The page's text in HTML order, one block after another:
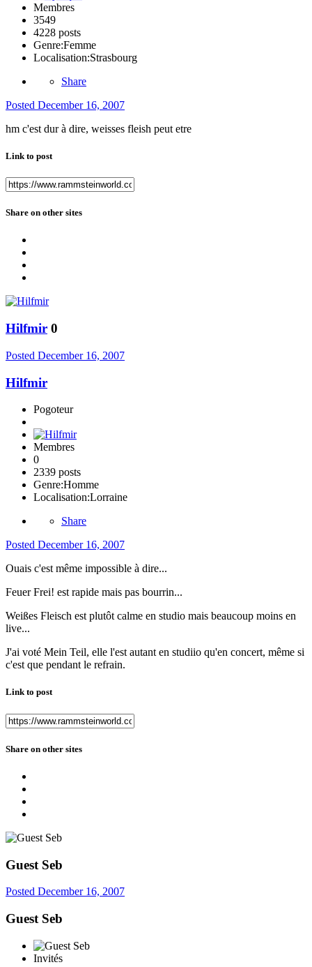
Membres
3549
4228 posts
Genre:Femme
Localisation:Strasbourg
Share
Posted December 16, 2007
hm c'est dur à dire, weisses fleish peut etre
Link to post
Share on other sites
Hilfmir 0
Posted December 16, 2007
Hilfmir
Pogoteur
Membres
0
2339 posts
Genre:Homme
Localisation:Lorraine
Share
Posted December 16, 2007
Ouais c'est même impossible à dire...
Feuer Frei! est rapide mais pas bourrin...
Weißes Fleisch est plutôt calme en studio mais beaucoup moins en
live...
J'ai voté Mein Teil, elle l'est autant en studiio qu'en concert, même si
c'est que pendant le refrain.
Link to post
Share on other sites
Guest Seb
Posted December 16, 2007
Guest Seb
Invités